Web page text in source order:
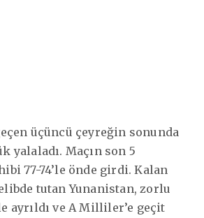
üçüncü çeyreğin sonunda
yalaladı. Maçın son 5
77-74’le önde girdi. Kalan
tutan Yunanistan, zorlu
ayrıldı ve A Milliler’e geçit